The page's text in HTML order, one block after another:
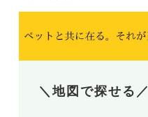
＼地図で探せる／